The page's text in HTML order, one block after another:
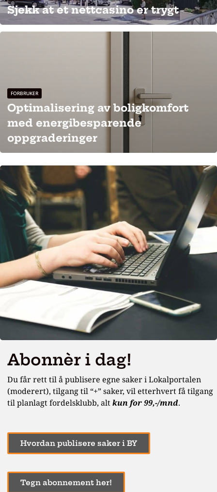
Sjekk at et nettcasino er trygt
FORBRUKER
Optimalisering av boligkomfort
med energibesparende
oppgraderinger
Abonnèr i dag!
Du får rett til å publisere egne saker i Lokalportalen
(moderert), tilgang til “+” saker, vil etterhvert få tilgang
til planlagt fordelsklubb, altkun for 99,-/mnd.
Hvordan publisere saker i BY
Tegn abonnement her!